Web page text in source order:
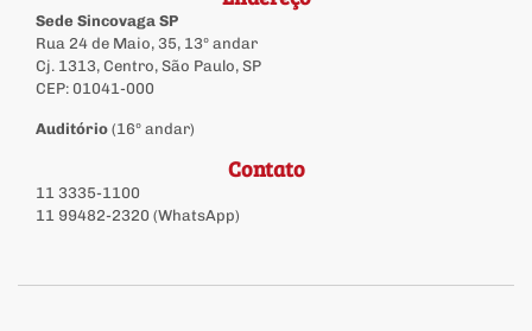
Sede Sincovaga SP
Rua 24 de Maio, 35, 13º andar
Cj. 1313, Centro, São Paulo, SP
CEP: 01041-000
Auditório (16º andar)
Contato
11 3335-1100
11 99482-2320 (WhatsApp)